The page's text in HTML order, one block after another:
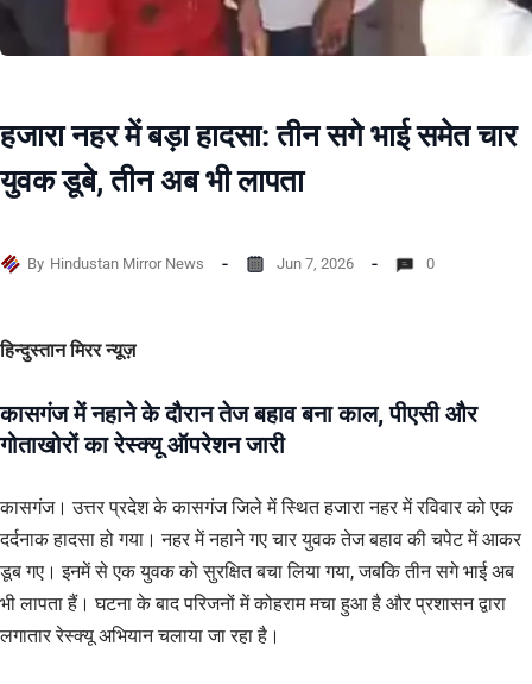
हजारा नहर में बड़ा हादसा: तीन सगे भाई समेत चार
युवक डूबे, तीन अब भी लापता
By Hindustan Mirror News Jun 7, 2026 0
हिन्दुस्तान मिरर न्यूज़
कासगंज में नहाने के दौरान तेज बहाव बना काल, पीएसी और
गोताखोरों का रेस्क्यू ऑपरेशन जारी
कासगंज। उत्तर प्रदेश के कासगंज जिले में स्थित हजारा नहर में रविवार को एक
दर्दनाक हादसा हो गया। नहर में नहाने गए चार युवक तेज बहाव की चपेट में आकर
डूब गए। इनमें से एक युवक को सुरक्षित बचा लिया गया, जबकि तीन सगे भाई अब
भी लापता हैं। घटना के बाद परिजनों में कोहराम मचा हुआ है और प्रशासन द्वारा
लगातार रेस्क्यू अभियान चलाया जा रहा है।